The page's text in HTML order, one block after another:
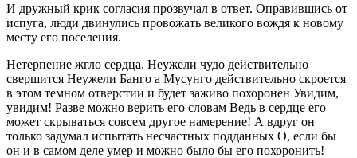
И дружный крик согласия прозвучал в ответ. Оправившись от
испуга, люди двинулись провожать великого вождя к новому
месту его поселения.
Нетерпение жгло сердца. Неужели чудо действительно
свершится Неужели Банго а Мусунго действительно скроется
в этом темном отверстии и будет заживо похоронен Увидим,
увидим! Разве можно верить его словам Ведь в сердце его
может скрываться совсем другое намерение! А вдруг он
только задумал испытать несчастных подданных О, если бы
он и в самом деле умер и можно было бы его похоронить!